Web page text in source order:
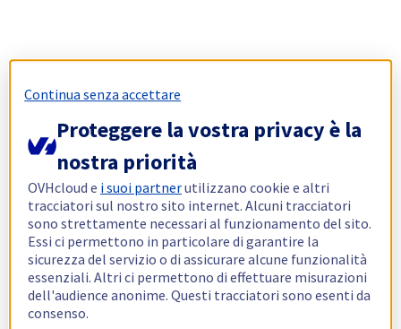
Continua senza accettare
Proteggere la vostra privacy è la
nostra priorità
OVHcloud e i suoi partnerutilizzano cookie e altri
tracciatori sul nostro sito internet. Alcuni tracciatori
sono strettamente necessari al funzionamento del sito.
Essi ci permettono in particolare di garantire la
sicurezza del servizio o di assicurare alcune funzionalità
essenziali. Altri ci permettono di effettuare misurazioni
dell'audience anonime. Questi tracciatori sono esenti da
consenso.